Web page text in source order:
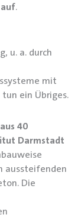
.
u. a. durch
mit
ein Übriges.
40
Darmstadt
aussteifenden
Die